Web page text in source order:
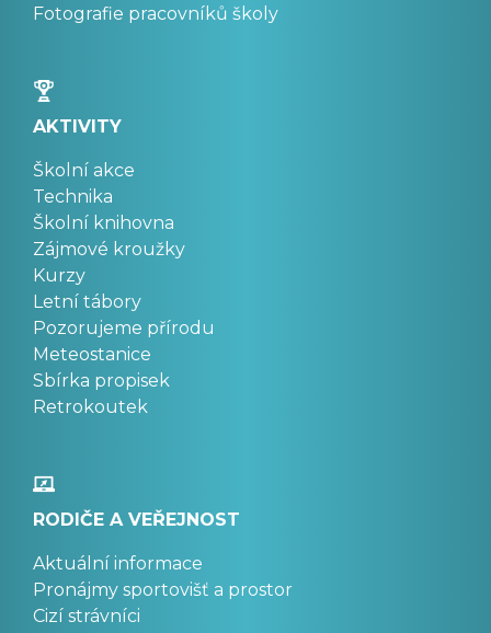
Fotografie pracovníků školy
AKTIVITY
Školní akce
Technika
Školní knihovna
Zájmové kroužky
Kurzy
Letní tábory
Pozorujeme přírodu
Meteostanice
Sbírka propisek
Retrokoutek
RODIČE A VEŘEJNOST
Aktuální informace
Pronájmy sportovišť a prostor
Cizí strávníci